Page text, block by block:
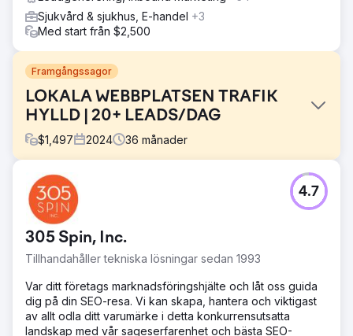
Sjukvård & sjukhus, E-handel +3
Med start från $2,500
Framgångssagor
LOKALA WEBBPLATSEN TRAFIK
HYLLD | 20+ LEADS/DAG
$1,497 2024 36 månader
Utmaning
Däcksrestaureringsklienten kom till oss med en föråldrad
webbplats och en begränsad CRM. De ville växa sin
verksamhet organiskt utan betalda annonser.
Lösning
Vi designade och utvecklade en fantastisk ny
WordPress-webbplats, integrerad med ett uppgraderat
CRM, och startade sedan SEO. Varje gång en kund når ut
till företaget via kontaktformulär skapas en ny kontakt-
och pipelinemöjlighet i CRM, och ett textmeddelande
305 Spin, Inc.
Tillhandahåller tekniska lösningar sedan 1993
4.7
Var ditt företags marknadsföringshjälte och låt oss guida
dig på din SEO-resa. Vi kan skapa, hantera och viktigast
av allt odla ditt varumärke i detta konkurrensutsatta
landskap med vår sageserfarenhet och bästa SEO-